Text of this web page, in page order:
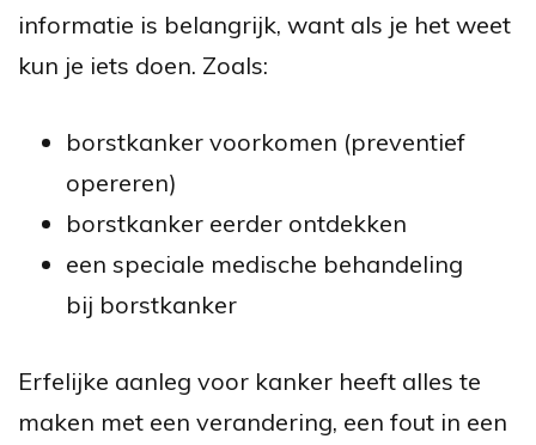
informatie is belangrijk, want als je het weet
kun je iets doen. Zoals:
borstkanker voorkomen (preventief
opereren)
borstkanker eerder ontdekken
een speciale medische behandeling
bij borstkanker
Erfelijke aanleg voor kanker heeft alles te
maken met een verandering, een fout in een